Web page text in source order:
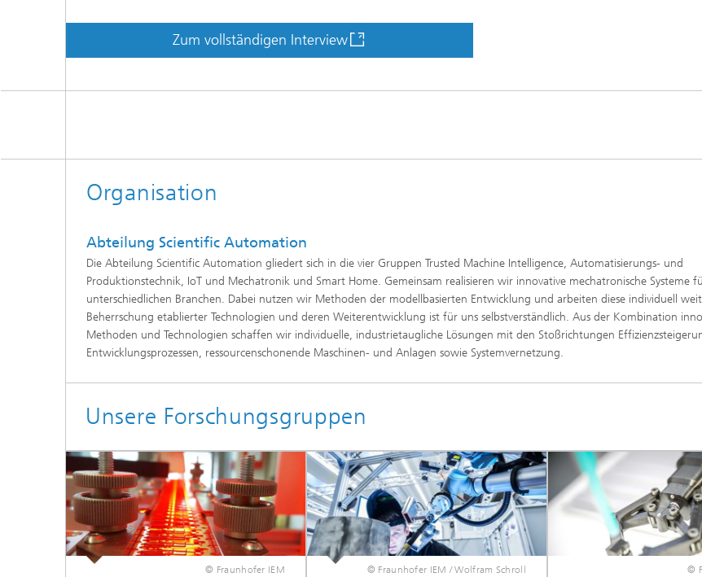
Zum vollständigen Interview
Organisation
Abteilung Scientific Automation
Die Abteilung Scientific Automation gliedert sich in die vier Gruppen Trusted Machine Intelligence, Automatisierungs- und
Produktionstechnik, IoT und Mechatronik und Smart Home. Gemeinsam realisieren wir innovative mechatronische Systeme
unterschiedlichen Branchen. Dabei nutzen wir Methoden der modellbasierten Entwicklung und arbeiten diese individuell
Beherrschung etablierter Technologien und deren Weiterentwicklung ist für uns selbstverständlich. Aus der Kombination
Methoden und Technologien schaffen wir individuelle, industrietaugliche Lösungen mit den Stoßrichtungen
Entwicklungsprozessen, ressourcenschonende Maschinen- und Anlagen sowie Systemvernetzung.
Unsere Forschungsgruppen
© Fraunhofer IEM © Fraunhofer IEM / Wolfram Schroll ©